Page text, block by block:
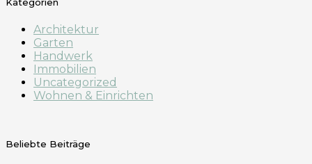
Architektur
Garten
Handwerk
Immobilien
Uncategorized
Wohnen & Einrichten
Beliebte Beiträge